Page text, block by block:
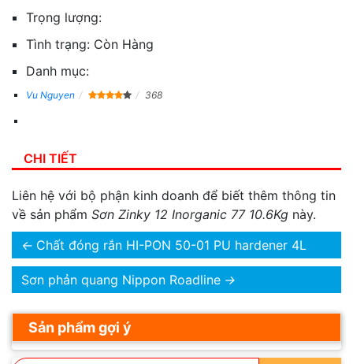
Trọng lượng:
Tình trạng: Còn Hàng
Danh mục:
Vu Nguyen 368
CHI TIẾT
Liên hệ với bộ phận kinh doanh để biết thêm thông tin
về sản phẩm Sơn Zinky 12 Inorganic 77 10.6Kg này.
← Chất đóng rắn HI-PON 50-01 PU hardener 4L
Sơn phản quang Nippon Roadline →
Sản phẩm gợi ý